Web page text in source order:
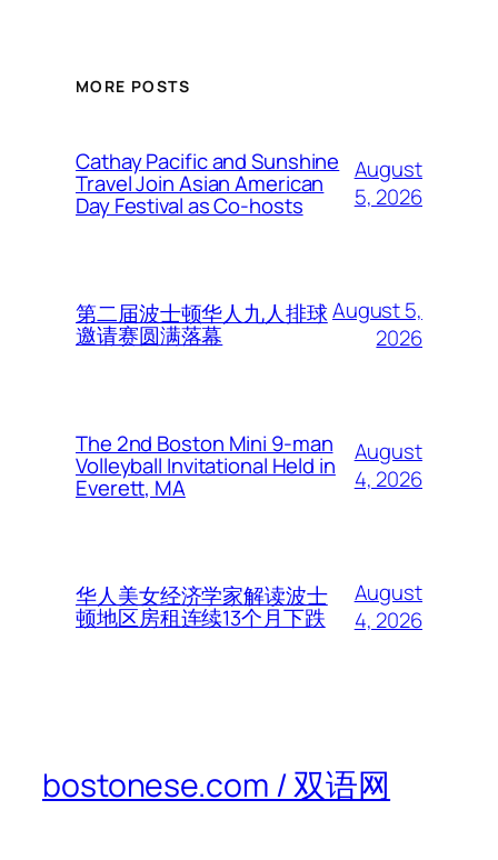
MORE POSTS
Cathay Pacific and Sunshine
Travel Join Asian American
Day Festival as Co-hosts
August
5, 2026
第二届波士顿华人九人排球
邀请赛圆满落幕
August 5,
2026
The 2nd Boston Mini 9-man
Volleyball Invitational Held in
Everett, MA
August
4, 2026
华人美女经济学家解读波士
顿地区房租连续13个月下跌
August
4, 2026
bostonese.com / 双语网